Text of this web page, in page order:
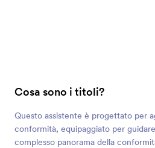
Cosa sono i titoli?
Questo assistente è progettato per
conformità, equipaggiato per
complesso panorama della